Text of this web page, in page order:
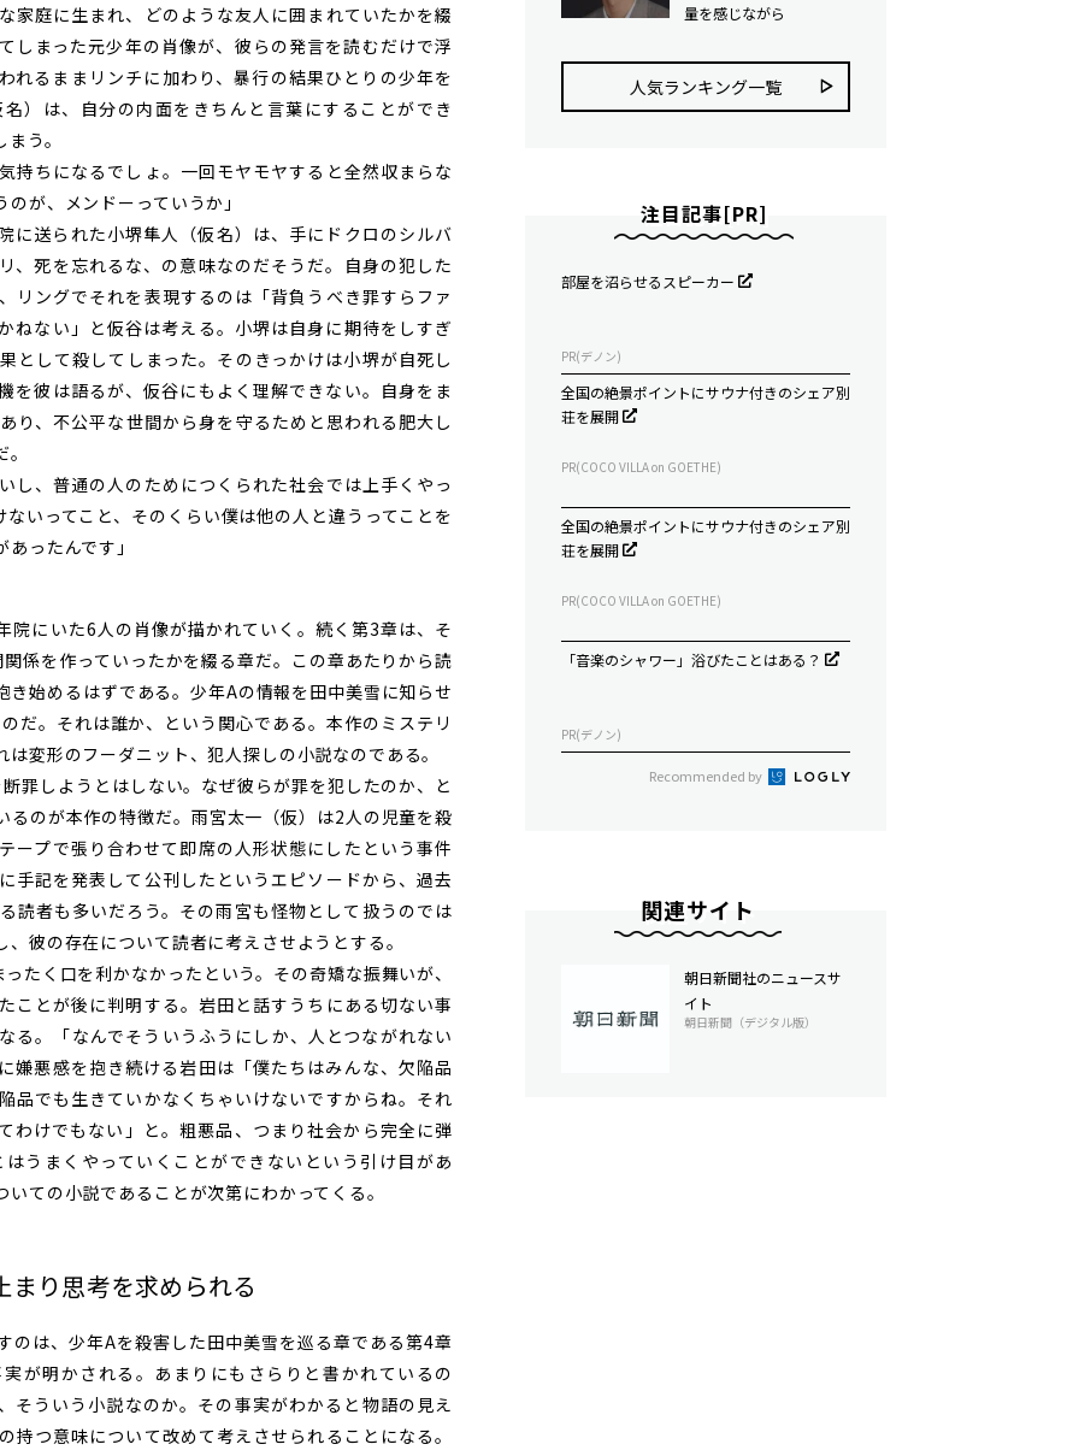
家庭に生まれ、どのような友人に囲まれていたかを綴
しまった元少年の肖像が、彼らの発言を読むだけで浮
れるままリンチに加わり、暴行の結果ひとりの少年を
）は、自分の内面をきちんと言葉にすることができ
う。
持ちになるでしょ。一回モヤモヤすると全然収まらな
が、メンドーっていうか」
送られた小堺隼人（仮名）は、手にドクロのシルバ
、死を忘れるな、の意味なのだそうだ。自身の犯した
リングでそれを表現するのは「背負うべき罪すらファ
ねない」と仮谷は考える。小堺は自身に期待をしすぎ
として殺してしまった。そのきっかけは小堺が自死し
を彼は語るが、仮谷にもよく理解できない。自身をま
り、不公平な世間から身を守るためと思われる肥大し
し、普通の人のためにつくられた社会では上手くやっ
いってこと、そのくらい僕は他の人と違うってことを
ったんです」
にいた6人の肖像が描かれていく。続く第3章は、そ
係を作っていったかを綴る章だ。この章あたりから読
始めるはずである。少年Aの情報を田中美雪に知らせ
だ。それは誰か、という関心である。本作のミステリ
変形のフーダニット、犯人探しの小説なのである。
しようとはしない。なぜ彼らが罪を犯したのか、と
るのが本作の特徴だ。雨宮太一（仮）は2人の児童を殺
ープで張り合わせて即席の人形状態にしたという事件
手記を発表して公刊したというエピソードから、過去
読者も多いだろう。その雨宮も怪物として扱うのでは
彼の存在について読者に考えさせようとする。
く口を利かなかったという。その奇矯な振舞いが、
ことが後に判明する。岩田と話すうちにある切ない事
る。「なんでそういうふうにしか、人とつながれない
嫌悪感を抱き続ける岩田は「僕たちはみんな、欠陥品
品でも生きていかなくちゃいけないですからね。それ
わけでもない」と。粗悪品、つまり社会から完全に弾
うまくやっていくことができないという引け目があ
ての小説であることが次第にわかってくる。
り思考を求められる
は、少年Aを殺害した田中美雪を巡る章である第4章
が明かされる。あまりにもさらりと書かれているの
そういう小説なのか。その事実がわかると物語の見え
つ意味について改めて考えさせられることになる。
量を感じながら
人気ランキング⼀覧
注目記事[PR]
部屋を沼らせるスピーカー
PR(デノン)
全国の絶景ポイントにサウナ付きのシェア別
荘を展開
PR(COCO VILLA on GOETHE)
全国の絶景ポイントにサウナ付きのシェア別
荘を展開
PR(COCO VILLA on GOETHE)
「音楽のシャワー」浴びたことはある？
PR(デノン)
Recommended by
関連サイト
朝日新聞社のニュースサ
イト
朝日新聞（デジタル版）